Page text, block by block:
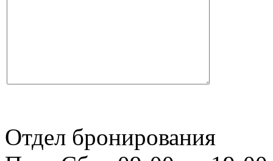
Отдел бронирования